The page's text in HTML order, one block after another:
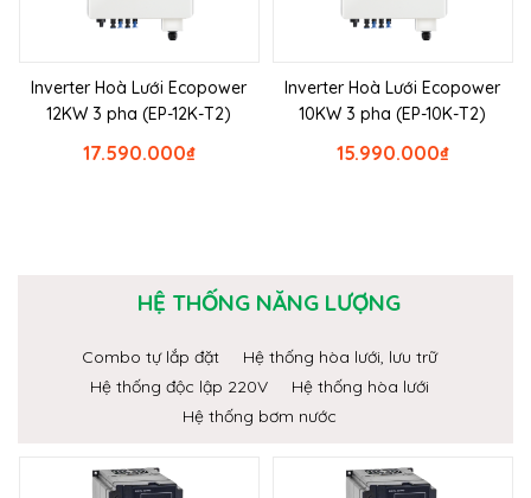
Inverter Hoà Lưới Ecopower
12KW 3 pha (EP-12K-T2)
₫
17.590.000
Inverter Hoà Lưới Ecopower
10KW 3 pha (EP-10K-T2)
₫
15.990.000
HỆ THỐNG NĂNG LƯỢNG
Combo tự lắp đặt
Hệ thống hòa lưới, lưu trữ
Hệ thống độc lập 220V
Hệ thống hòa lưới
Hệ thống bơm nước